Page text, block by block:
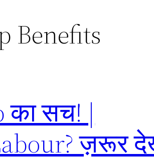
Benefits
का सच! |
ज़रूर